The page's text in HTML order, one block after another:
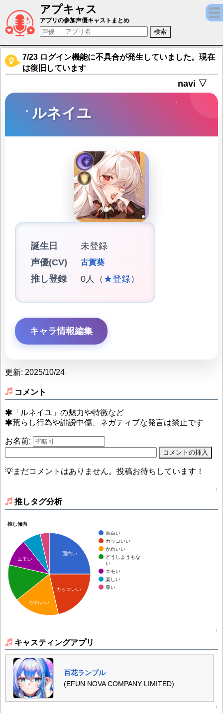
アプキャス
ルネイユ（声優：古賀葵)【百花ランブル】
アプリの参加声優キャストまとめ
7/23 ログイン機能に不具合が発生していました。現在
は復旧しています
navi ▽
ルネイユ
誕生日
未登録
声優(CV)
古賀葵
推し登録 0人（ ★登録）
キャラ情報編集
更新: 2025/10/24
コメント
「ルネイユ」の魅力や特徴など
荒らし行為や誹謗中傷、ネガティブな発言は禁止です
お名前:
💡まだコメントはありません。投稿お待ちしています！
↑
推しタグ分析
推し傾向
面白い
カッコいい
かわいい
どうしようもな
い
エモい
楽しい
尊い
面白い
カッコいい
エモい
かわいい
↑
キャスティングアプリ
百花ランブル
(EFUN NOVA COMPANY LIMITED)
↑